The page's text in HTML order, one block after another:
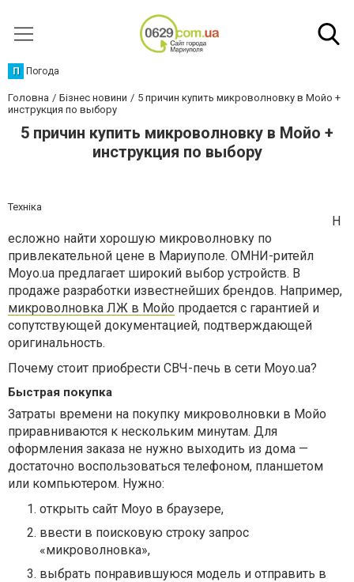
П Погода
Головна Бізнес новини
5 причин купить микроволновку в Мойо +
инструкция по выбору
5 причин купить микроволновку в Мойо +
инструкция по выбору
Техніка
Н
есложно найти хорошую микроволновку по
привлекательной цене в Мариуполе. ОМНИ-ритейл
Moyo.ua предлагает широкий выбор устройств. В
продаже разработки известнейших брендов. Например,
микроволновка ЛЖ в Мойо продается с гарантией и
сопутствующей документацией, подтверждающей
оригинальность.
Почему стоит приобрести СВЧ-печь в сети Moyo.ua?
Быстрая покупка
Затраты времени на покупку микроволновки в Мойо
приравниваются к нескольким минутам. Для
оформления заказа не нужно выходить из дома —
достаточно воспользоваться телефоном, планшетом
или компьютером. Нужно:
открыть сайт Moyo в браузере,
ввести в поисковую строку запрос
«микроволновка»,
выбрать понравившуюся модель и отправить в